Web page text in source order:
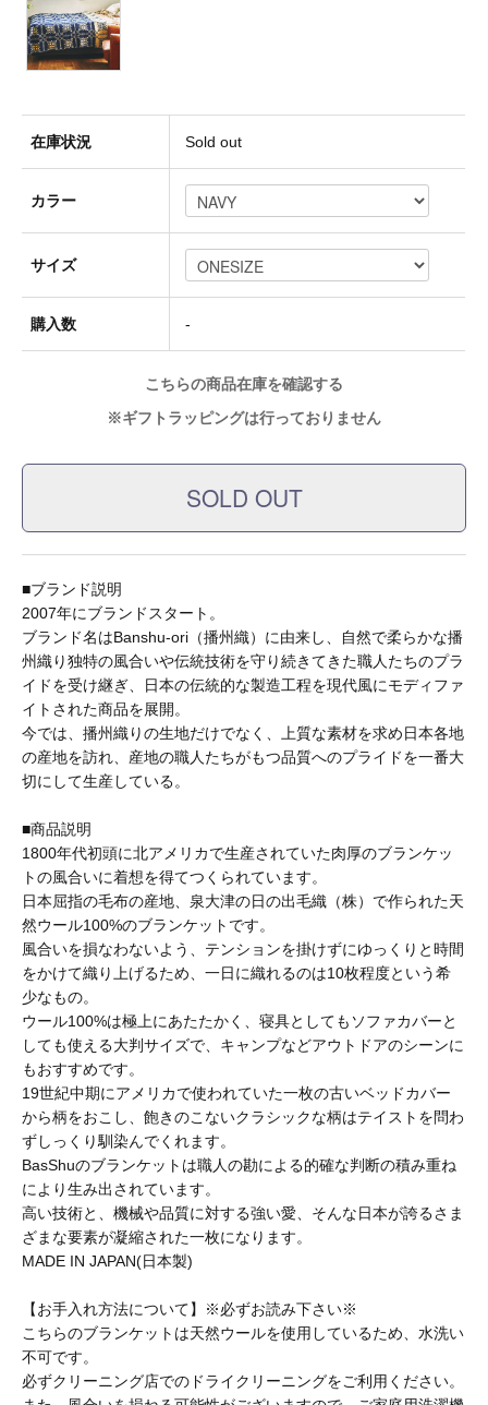
在庫状況 Sold out
カラー
サイズ
購入数 -
こちらの商品在庫を確認する
※ギフトラッピングは行っておりません
■ブランド説明
2007年にブランドスタート。
ブランド名はBanshu-ori（播州織）に由来し、自然で柔らかな播
州織り独特の風合いや伝統技術を守り続きてきた職人たちのプラ
イドを受け継ぎ、日本の伝統的な製造工程を現代風にモディファ
イトされた商品を展開。
今では、播州織りの生地だけでなく、上質な素材を求め日本各地
の産地を訪れ、産地の職人たちがもつ品質へのプライドを一番大
切にして生産している。
■商品説明
1800年代初頭に北アメリカで生産されていた肉厚のブランケッ
トの風合いに着想を得てつくられています。
日本屈指の毛布の産地、泉大津の日の出毛織（株）で作られた天
然ウール100%のブランケットです。
風合いを損なわないよう、テンションを掛けずにゆっくりと時間
をかけて織り上げるため、一日に織れるのは10枚程度という希
少なもの。
ウール100%は極上にあたたかく、寝具としてもソファカバーと
しても使える大判サイズで、キャンプなどアウトドアのシーンに
もおすすめです。
19世紀中期にアメリカで使われていた一枚の古いベッドカバー
から柄をおこし、飽きのこないクラシックな柄はテイストを問わ
ずしっくり馴染んでくれます。
BasShuのブランケットは職人の勘による的確な判断の積み重ね
により生み出されています。
高い技術と、機械や品質に対する強い愛、そんな日本が誇るさま
ざまな要素が凝縮された一枚になります。
MADE IN JAPAN(日本製)
【お手入れ方法について】※必ずお読み下さい※
こちらのブランケットは天然ウールを使用しているため、水洗い
不可です。
必ずクリーニング店でのドライクリーニングをご利用ください。
Socks(靴下)
Other(その他)
Used
alk phenix
ANACHRONORM
ARMY TWILL
B.A.F(Brooklyn Armed Forces Inc.)
BAGABOO
BAICYCLON by bagjack
BasShu
BEADED ACCESSORIES
benine 9
BERJAC
BTCS